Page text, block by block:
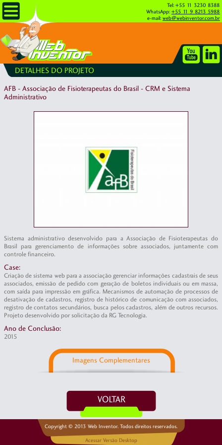
Tel: +55 11 3230 8388
WhatsApp: +55 11 9 8213 5988
e-mail: web@webinventor.com.br
DETALHES DO PROJETO
AFB - Associação de Fisioterapeutas do Brasil - CRM e Sistema
Administrativo
Sistema administrativo desenvolvido para a Associação de Fisioterapeutas do
Brasil para gerenciamento de informações sobre associados, juntamente com
controle financeiro.
Case:
Criação de sistema web para a associação gerenciar informações cadastrais de seus
associados, emissão de pedido com geração de boletos individuais ou em massa,
com saída para impressão em gráfica. Mecanismos de automação de processos de
desativação de cadastros, registro de histórico de comunicação com associados,
registro de contatos secundários, busca pelos cadastros, além de outros recursos.
Projeto desenvolvido por solicitação da RG Tecnologia.
Ano de Conclusão:
2015
Imagens Complementares
Copyright © 2013 Web Inventor. Todos direitos reservados.
Acessar Versão Desktop